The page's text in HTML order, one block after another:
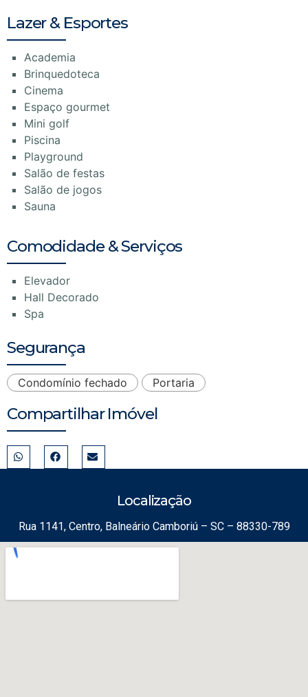
Lazer & Esportes
Academia
Brinquedoteca
Cinema
Espaço gourmet
Mini golf
Piscina
Playground
Salão de festas
Salão de jogos
Sauna
Comodidade & Serviços
Elevador
Hall Decorado
Spa
Segurança
Condomínio fechado Portaria
Compartilhar Imóvel
Localização
Rua 1141, Centro, Balneário Camboriú – SC – 88330-789